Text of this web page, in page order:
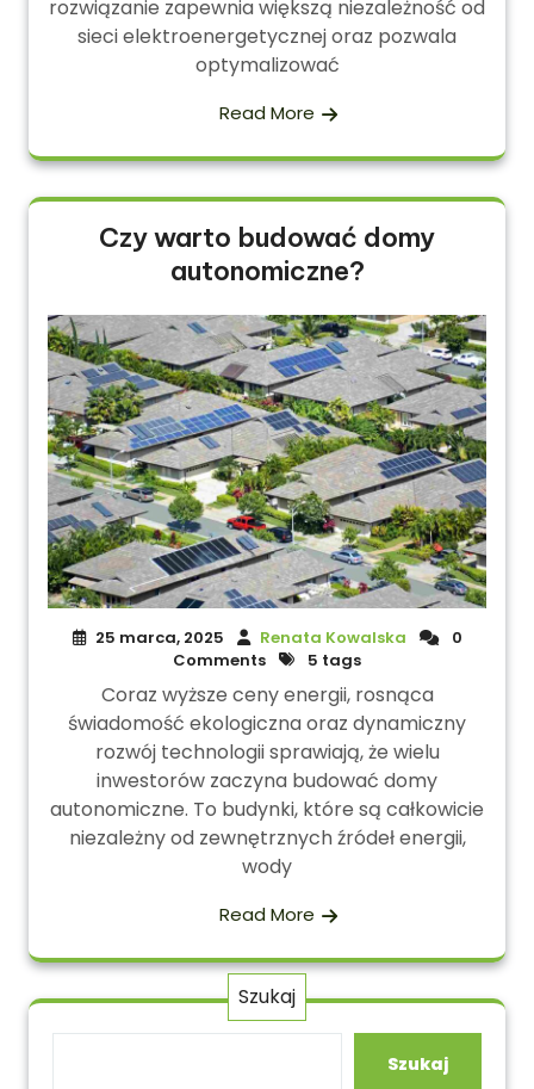
rozwiązanie zapewnia większą niezależność od
sieci elektroenergetycznej oraz pozwala
optymalizować
Read More
Czy warto budować domy
autonomiczne?
25 marca, 2025 Renata Kowalska
0
Comments
5 tags
Coraz wyższe ceny energii, rosnąca
świadomość ekologiczna oraz dynamiczny
rozwój technologii sprawiają, że wielu
inwestorów zaczyna budować domy
autonomiczne. To budynki, które są całkowicie
niezależny od zewnętrznych źródeł energii,
wody
Read More
Szukaj
Szukaj